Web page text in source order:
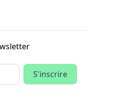
S'inscrire